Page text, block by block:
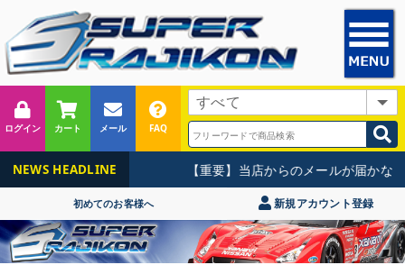
ログイン カート メール FAQ
NEWS HEADLINE 【重要】当店からのメールが届かな
初めてのお客様へ 新規アカウント登録